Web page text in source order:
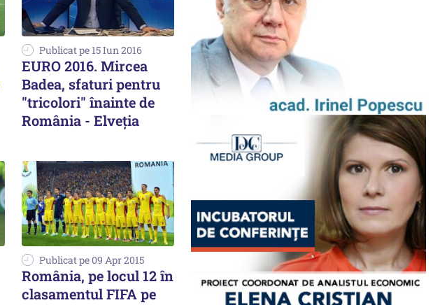
Publicat pe 15 Iun 2016
EURO 2016. Mircea
Badea, sfaturi pentru
"tricolori" înainte de
România - Elveția
Publicat pe 09 Apr 2015
România, pe locul 12 în
clasamentul FIFA pe